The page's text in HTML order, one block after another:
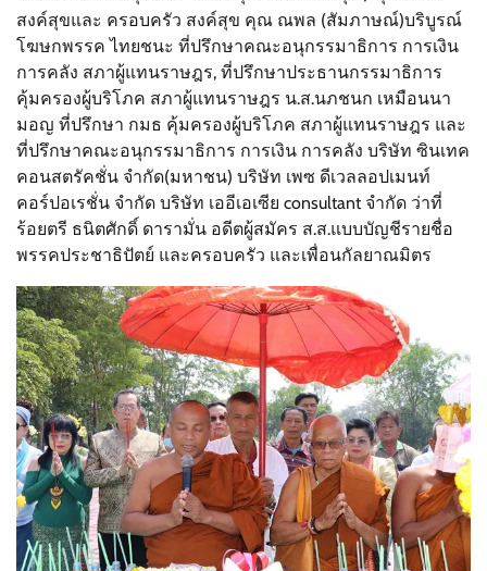
สงค์สุขและ ครอบครัว สงค์สุข คุณ ณพล (สัมภาษณ์)บริบูรณ์
โฆษกพรรค ไทยชนะ ที่ปรึกษาคณะอนุกรรมาธิการ การเงิน
การคลัง สภาผู้แทนราษฎร, ที่ปรึกษาประธานกรรมาธิการ
คุ้มครองผู้บริโภค สภาผู้แทนราษฎร น.ส.นภชนก เหมือนนา
มอญ ที่ปรึกษา กมธ คุ้มครองผู้บริโภค สภาผู้แทนราษฎร และ
ที่ปรึกษาคณะอนุกรรมาธิการ การเงิน การคลัง บริษัท ซินเทค
คอนสตรัคชั่น จำกัด(มหาชน) บริษัท เพซ ดีเวลลอปเมนท์
คอร์ปอเรชั่น จำกัด บริษัท เออีเอเซีย consultant จำกัด ว่าที่
ร้อยตรี ธนิตศักดิ์ ดารามั่น อดีตผู้สมัคร ส.ส.แบบบัญชีรายชื่อ
พรรคประชาธิปัตย์ และครอบครัว และเพื่อนกัลยาณมิตร